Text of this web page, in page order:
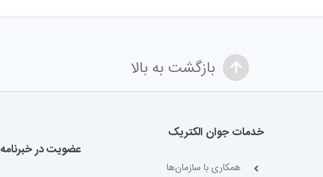
بازگشت به بالا
خدمات جوان الکتریک
همکاری با سازمان‌ها
عضویت در خبرنامه